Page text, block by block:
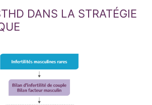
DANS LA STRATÉGIE